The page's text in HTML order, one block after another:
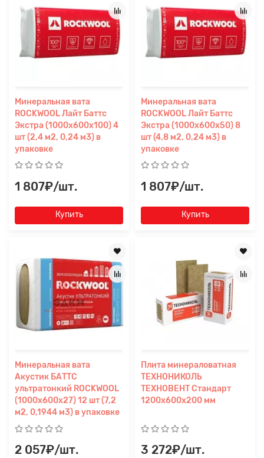
Минеральная вата
ROCKWOOL Лайт Баттс
Экстра (1000x600x100) 4
шт (2,4 м2, 0,24 м3) в
упаковке
1 807₽/шт.
Купить
Минеральная вата
ROCKWOOL Лайт Баттс
Экстра (1000x600x50) 8
шт (4,8 м2, 0,24 м3) в
упаковке
1 807₽/шт.
Купить
Минеральная вата
Акустик БАТТС
ультратонкий ROCKWOOL
(1000х600х27) 12 шт (7,2
м2, 0,1944 м3) в упаковке
2 057₽/шт.
Плита минераловатная
ТЕХНОНИКОЛЬ
ТЕХНОВЕНТ Стандарт
1200х600х200 мм
3 272₽/шт.